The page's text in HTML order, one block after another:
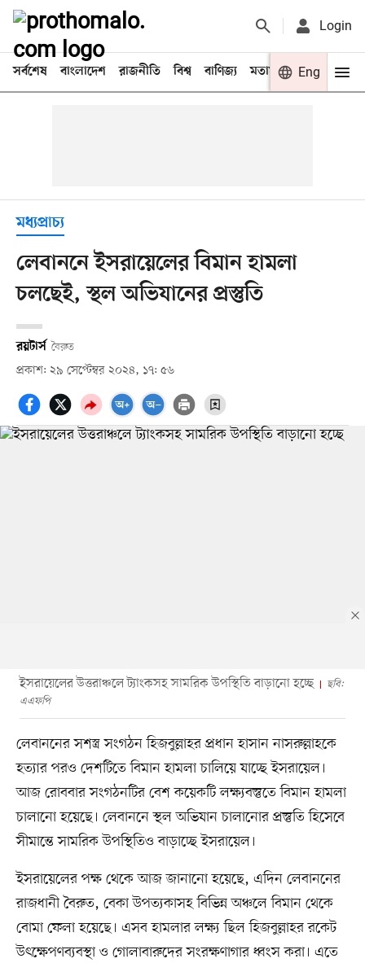
Login
সর্বশেষ বাংলাদেশ রাজনীতি বিশ্ব বাণিজ্য মতামত খেলা
Eng
মধ্যপ্রাচ্য
লেবাননে ইসরায়েলের বিমান হামলা
চলছেই, স্থল অভিযানের প্রস্তুতি
রয়টার্স বৈরুত
প্রকাশ: ২৯ সেপ্টেম্বর ২০২৪, ১৭: ৫৬
ইসরায়েলের উত্তরাঞ্চলে ট্যাংকসহ সামরিক উপস্থিতি বাড়ানো হচ্ছে
ছবি:
এএফপি
লেবাননের সশস্ত্র সংগঠন হিজবুল্লাহর প্রধান হাসান নাসরুল্লাহকে
হত্যার পরও দেশটিতে বিমান হামলা চালিয়ে যাচ্ছে ইসরায়েল।
আজ রোববার সংগঠনটির বেশ কয়েকটি লক্ষ্যবস্তুতে বিমান হামলা
চালানো হয়েছে। লেবাননে স্থল অভিযান চালানোর প্রস্তুতি হিসেবে
সীমান্তে সামরিক উপস্থিতিও বাড়াচ্ছে ইসরায়েল।
ইসরায়েলের পক্ষ থেকে আজ জানানো হয়েছে, এদিন লেবাননের
রাজধানী বৈরুত, বেকা উপত্যকাসহ বিভিন্ন অঞ্চলে বিমান থেকে
বোমা ফেলা হয়েছে। এসব হামলার লক্ষ্য ছিল হিজবুল্লাহর রকেট
উৎক্ষেপণব্যবস্থা ও গোলাবারুদের সংরক্ষণাগার ধ্বংস করা। এতে